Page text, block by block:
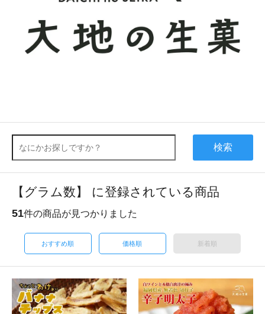
検索
【グラム数】 に登録されている商品
51件の商品が見つかりました
おすすめ順 価格順 新着順